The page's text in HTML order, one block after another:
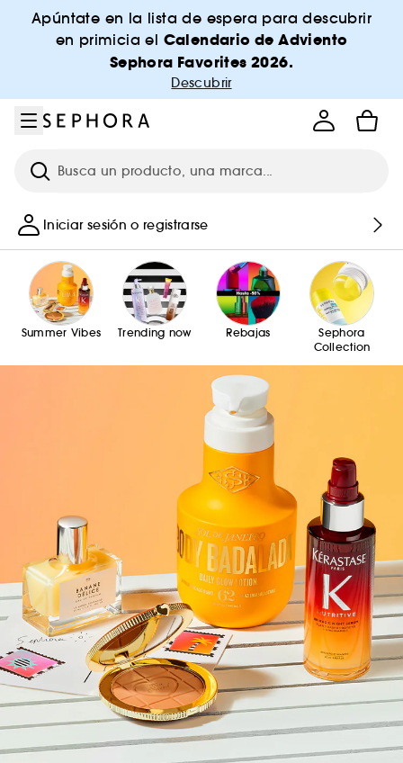
Ir al menú
Ir al contenido principal
Ir al pie de página
Apúntate en la lista de espera para descubrir
en primicia el Calendario de Adviento
Sephora Favorites 2026.
Descubrir
Investigación
Iniciar sesión o registrarse
Summer Vibes Trending now Rebajas
Sephora
Collection